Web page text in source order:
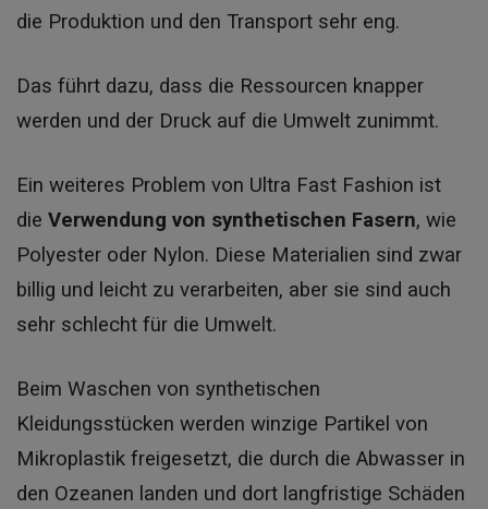
die Produktion und den Transport sehr eng.
Das führt dazu, dass die Ressourcen knapper
werden und der Druck auf die Umwelt zunimmt.
Ein weiteres Problem von Ultra Fast Fashion ist
die Verwendung von synthetischen Fasern, wie
Polyester oder Nylon. Diese Materialien sind zwar
billig und leicht zu verarbeiten, aber sie sind auch
sehr schlecht für die Umwelt.
Beim Waschen von synthetischen
Kleidungsstücken werden winzige Partikel von
Mikroplastik freigesetzt, die durch die Abwasser in
den Ozeanen landen und dort langfristige Schäden